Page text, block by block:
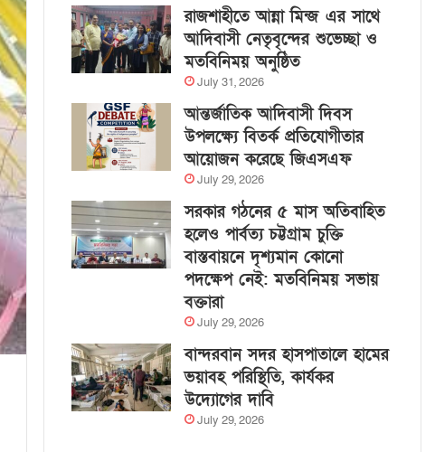
রাজশাহীতে আন্না মিন্জ এর সাথে
আদিবাসী নেতৃবৃন্দের শুভেচ্ছা ও
মতবিনিময় অনুষ্ঠিত
July 31, 2026
আন্তর্জাতিক আদিবাসী দিবস
উপলক্ষ্যে বিতর্ক প্রতিযোগীতার
আয়োজন করেছে জিএসএফ
July 29, 2026
সরকার গঠনের ৫ মাস অতিবাহিত
হলেও পার্বত্য চট্টগ্রাম চুক্তি
বাস্তবায়নে দৃশ্যমান কোনো
পদক্ষেপ নেই: মতবিনিময় সভায়
বক্তারা
July 29, 2026
বান্দরবান সদর হাসপাতালে হামের
ভয়াবহ পরিস্থিতি, কার্যকর
উদ্যোগের দাবি
July 29, 2026